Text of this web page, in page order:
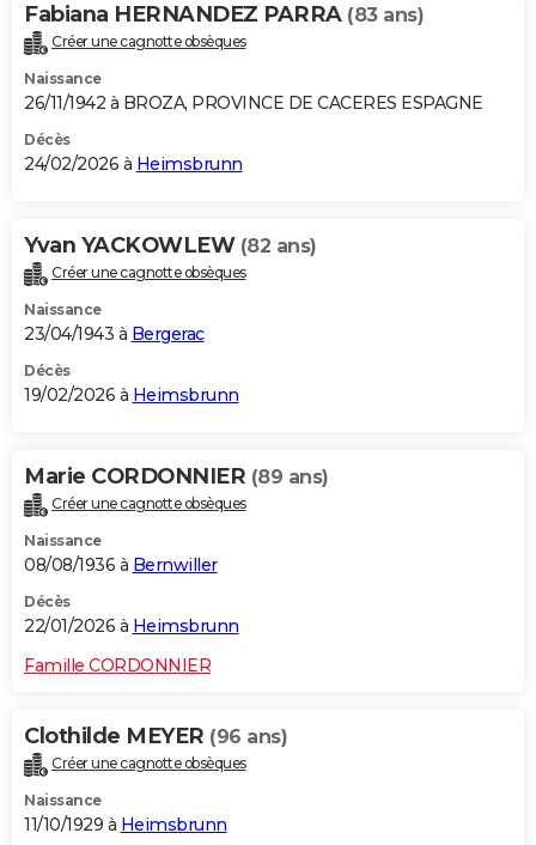
Fabiana HERNANDEZ PARRA (83 ans)
Créer une cagnotte obsèques
Naissance
26/11/1942 à BROZA, PROVINCE DE CACERES ESPAGNE
Décès
24/02/2026 à Heimsbrunn
Yvan YACKOWLEW (82 ans)
Créer une cagnotte obsèques
Naissance
23/04/1943 à Bergerac
Décès
19/02/2026 à Heimsbrunn
Marie CORDONNIER (89 ans)
Créer une cagnotte obsèques
Naissance
08/08/1936 à Bernwiller
Décès
22/01/2026 à Heimsbrunn
Famille CORDONNIER
Clothilde MEYER (96 ans)
Créer une cagnotte obsèques
Naissance
11/10/1929 à Heimsbrunn